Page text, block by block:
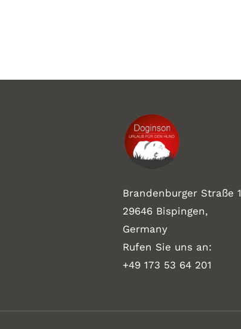
Brandenburger Straße
29646 Bispingen,
Germany
Rufen Sie uns an:
+49 173 53 64 201